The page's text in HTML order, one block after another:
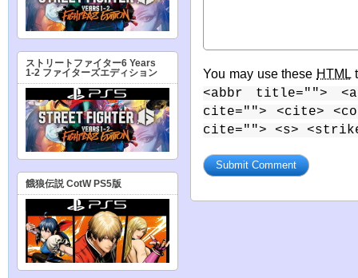
You may use these HTML
<abbr title="">
cite=""> <cite>
cite=""> <s>
ストリートファイター6 Years
1-2 ファイターズエディション
餓狼伝説 CotW PS5版